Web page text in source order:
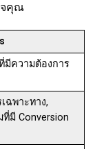
จคุณ
มีความต้องการ
ฉพาะทาง,
มี Conversion